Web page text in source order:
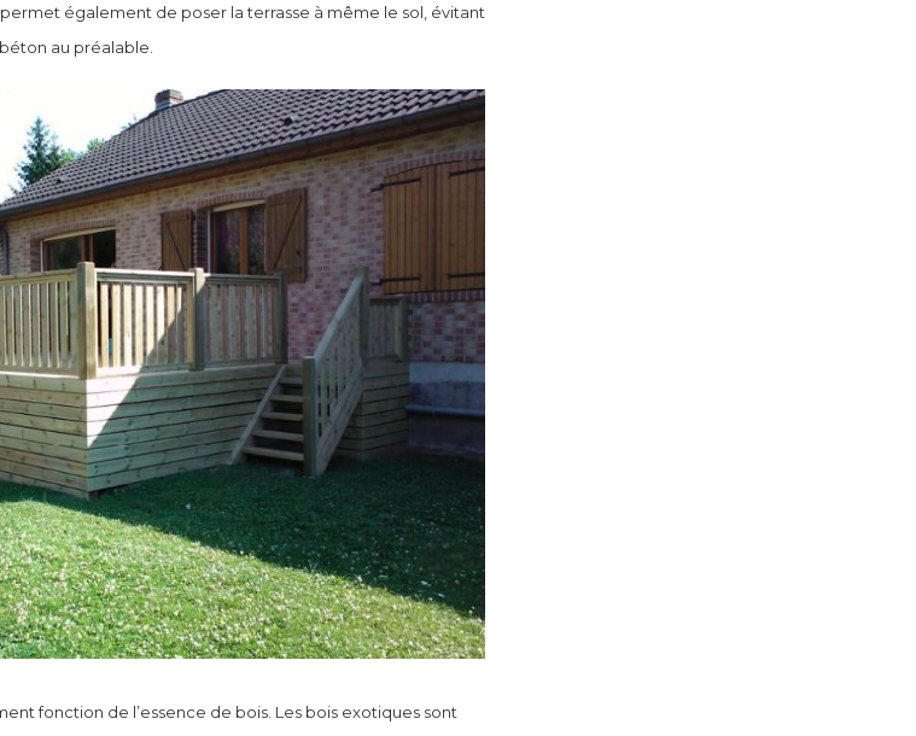
également de poser la terrasse à même le sol, évitant
au préalable.
fonction de l’essence de bois. Les bois exotiques sont